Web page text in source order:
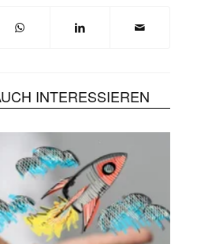
INTERESSIEREN